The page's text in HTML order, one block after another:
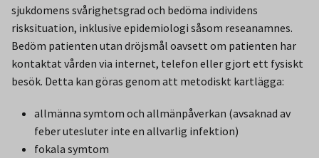
sjukdomens svårighetsgrad och bedöma individens
risksituation, inklusive epidemiologi såsom reseanamnes.
Bedöm patienten utan dröjsmål oavsett om patienten har
kontaktat vården via internet, telefon eller gjort ett fysiskt
besök. Detta kan göras genom att metodiskt kartlägga:
allmänna symtom och allmänpåverkan (avsaknad av
feber utesluter inte en allvarlig infektion)
fokala symtom